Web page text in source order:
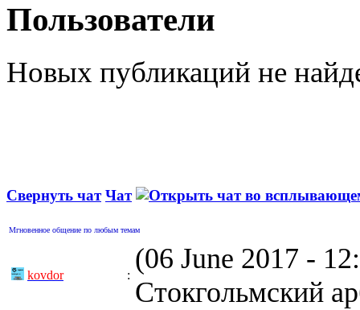
Пользователи
Новых публикаций не
Свернуть чат Чат
Мгновенное общение по любым темам
kovdor :
(06 June 2017 -
Стокгольмский